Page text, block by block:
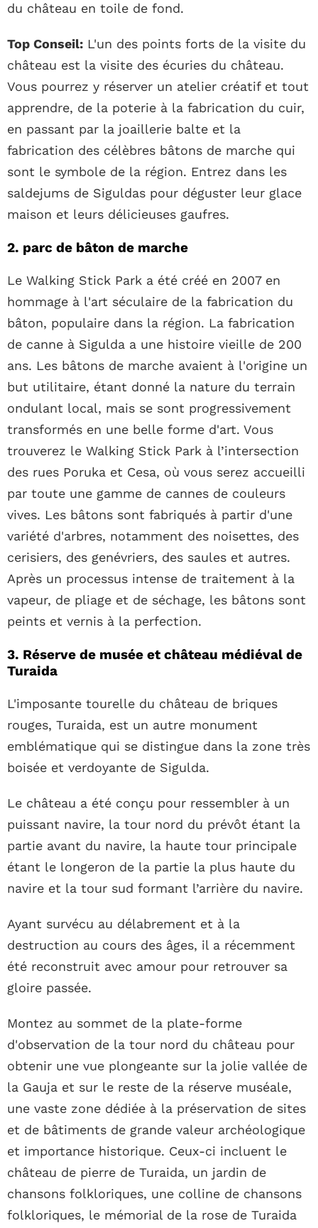
du château en toile de fond.
Top Conseil: L'un des points forts de la visite du
château est la visite des écuries du château.
Vous pourrez y réserver un atelier créatif et tout
apprendre, de la poterie à la fabrication du cuir,
en passant par la joaillerie balte et la
fabrication des célèbres bâtons de marche qui
sont le symbole de la région. Entrez dans les
saldejums de Siguldas pour déguster leur glace
maison et leurs délicieuses gaufres.
2. parc de bâton de marche
Le Walking Stick Park a été créé en 2007 en
hommage à l'art séculaire de la fabrication du
bâton, populaire dans la région. La fabrication
de canne à Sigulda a une histoire vieille de 200
ans. Les bâtons de marche avaient à l'origine un
but utilitaire, étant donné la nature du terrain
ondulant local, mais se sont progressivement
transformés en une belle forme d'art. Vous
trouverez le Walking Stick Park à l’intersection
des rues Poruka et Cesa, où vous serez accueilli
par toute une gamme de cannes de couleurs
vives. Les bâtons sont fabriqués à partir d'une
variété d'arbres, notamment des noisettes, des
cerisiers, des genévriers, des saules et autres.
Après un processus intense de traitement à la
vapeur, de pliage et de séchage, les bâtons sont
peints et vernis à la perfection.
3. Réserve de musée et château médiéval de
Turaida
L'imposante tourelle du château de briques
rouges, Turaida, est un autre monument
emblématique qui se distingue dans la zone très
boisée et verdoyante de Sigulda.
Le château a été conçu pour ressembler à un
puissant navire, la tour nord du prévôt étant la
partie avant du navire, la haute tour principale
étant le longeron de la partie la plus haute du
navire et la tour sud formant l’arrière du navire.
Ayant survécu au délabrement et à la
destruction au cours des âges, il a récemment
été reconstruit avec amour pour retrouver sa
gloire passée.
Montez au sommet de la plate-forme
d'observation de la tour nord du château pour
obtenir une vue plongeante sur la jolie vallée de
la Gauja et sur le reste de la réserve muséale,
une vaste zone dédiée à la préservation de sites
et de bâtiments de grande valeur archéologique
et importance historique. Ceux-ci incluent le
château de pierre de Turaida, un jardin de
chansons folkloriques, une colline de chansons
folkloriques, le mémorial de la rose de Turaida